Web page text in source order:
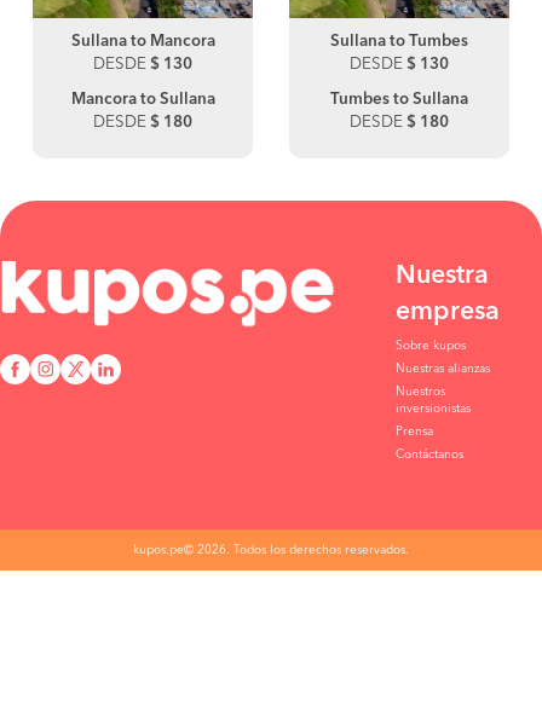
Sullana to Mancora
DESDE $ 130
Mancora to Sullana
DESDE $ 180
Sullana to Tumbes
DESDE $ 130
Tumbes to Sullana
DESDE $ 180
Nuestra
empresa
Sobre kupos
Nuestras alianzas
Nuestros
inversionistas
Prensa
Contáctanos
kupos.pe© 2026. Todos los derechos reservados.